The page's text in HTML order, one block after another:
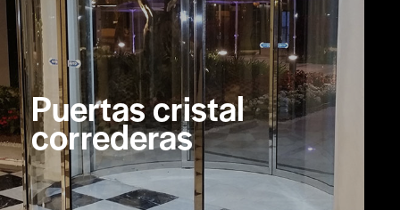
Puertas cristal
correderas